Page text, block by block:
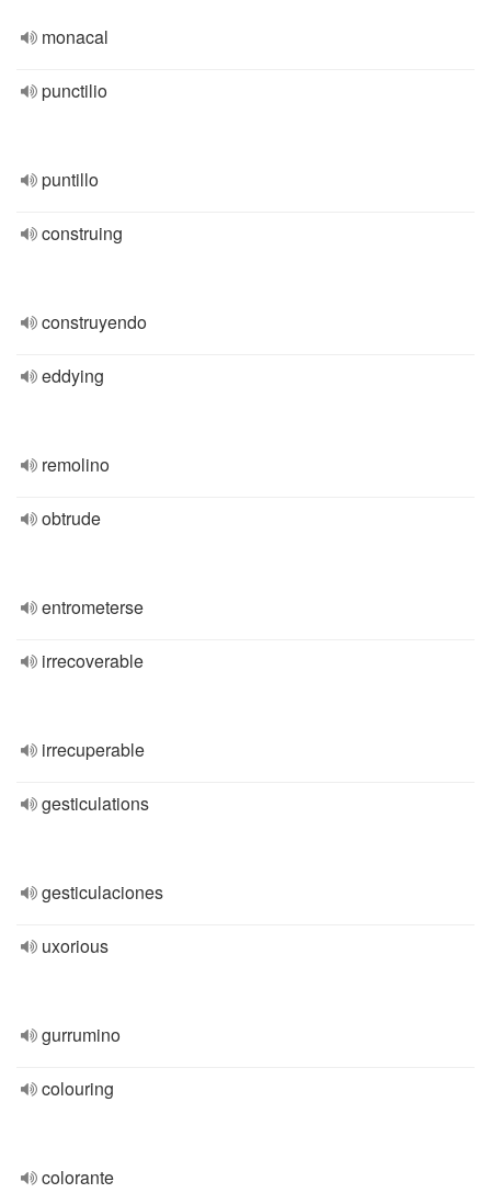
monacal
punctilio
puntillo
construing
construyendo
eddying
remolino
obtrude
entrometerse
irrecoverable
irrecuperable
gesticulations
gesticulaciones
uxorious
gurrumino
colouring
colorante